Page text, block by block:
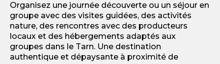
Organisez une journée découverte ou un séjour en
groupe avec des visites guidées, des activités
nature, des rencontres avec des producteurs
locaux et des hébergements adaptés aux
groupes dans le Tarn. Une destination
authentique et dépaysante à proximité de